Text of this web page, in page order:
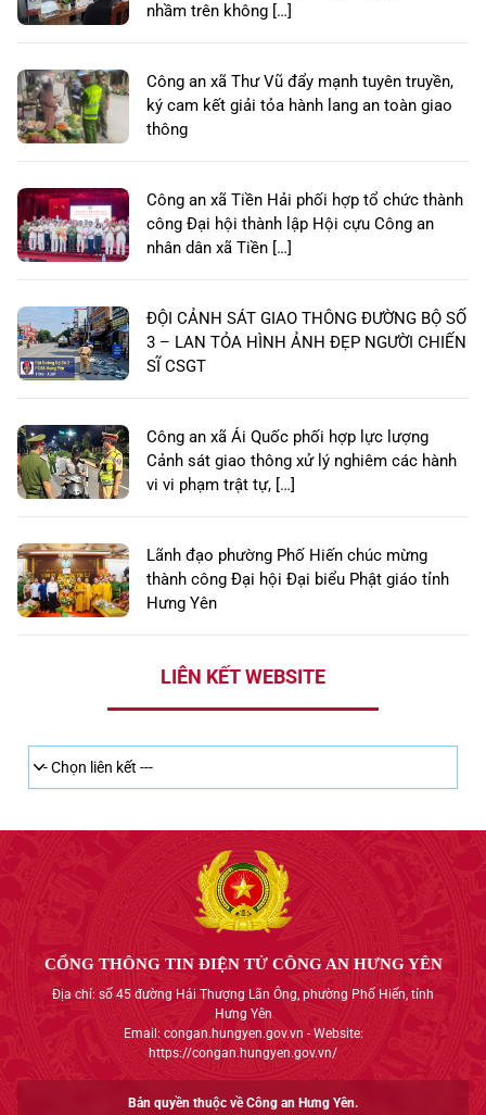
nhầm trên không […]
Công an xã Thư Vũ đẩy mạnh tuyên truyền,
ký cam kết giải tỏa hành lang an toàn giao
thông
Công an xã Tiền Hải phối hợp tổ chức thành
công Đại hội thành lập Hội cựu Công an
nhân dân xã Tiền […]
ĐỘI CẢNH SÁT GIAO THÔNG ĐƯỜNG BỘ SỐ
3 – LAN TỎA HÌNH ẢNH ĐẸP NGƯỜI CHIẾN
SĨ CSGT
Công an xã Ái Quốc phối hợp lực lượng
Cảnh sát giao thông xử lý nghiêm các hành
vi vi phạm trật tự, […]
Lãnh đạo phường Phố Hiến chúc mừng
thành công Đại hội Đại biểu Phật giáo tỉnh
Hưng Yên
LIÊN KẾT WEBSITE
CỔNG THÔNG TIN ĐIỆN TỬ CÔNG AN HƯNG YÊN
Địa chỉ: số 45 đường Hải Thượng Lãn Ông, phường Phố Hiến, tỉnh
Hưng Yên
Email: congan.hungyen.gov.vn - Website:
https://congan.hungyen.gov.vn/
Bản quyền thuộc về Công an Hưng Yên.